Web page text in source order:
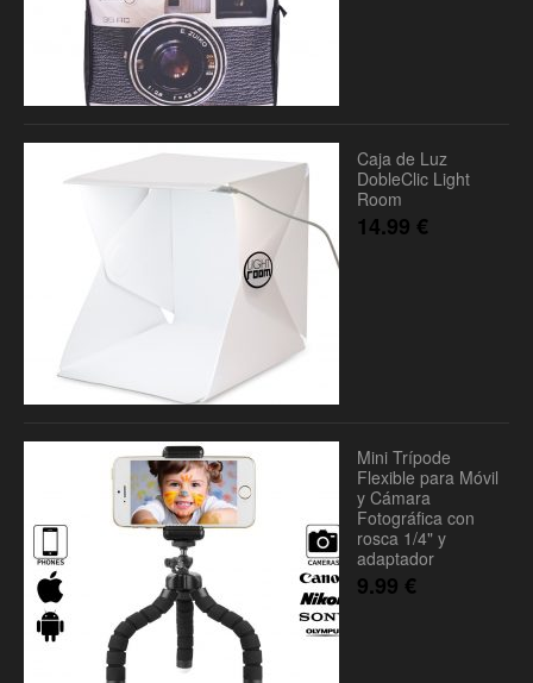
Caja de Luz
DobleClic Light
Room
14.99 €
Mini Trípode
Flexible para Móvil
y Cámara
Fotográfica con
rosca 1/4" y
adaptador
9.99 €